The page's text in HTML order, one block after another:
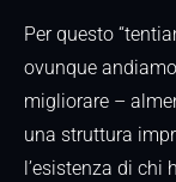
Per questo
ovunque
migliorare –
una struttura
l’esistenza di chi